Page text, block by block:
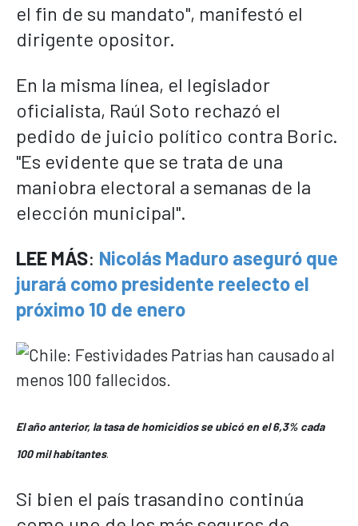
el fin de su mandato", manifestó el
dirigente opositor.
En la misma línea, el legislador
oficialista, Raúl Soto rechazó el
pedido de juicio político contra Boric.
"Es evidente que se trata de una
maniobra electoral a semanas de la
elección municipal".
LEE MÁS: Nicolás Maduro aseguró que
jurará como presidente reelecto el
próximo 10 de enero
El año anterior, la tasa de homicidios se ubicó en el 6,3% cada
100 mil habitantes.
Si bien el país trasandino continúa